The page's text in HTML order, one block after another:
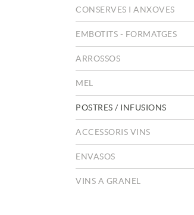
CONSERVES I ANXOVES
EMBOTITS - FORMATGES
ARROSSOS
MEL
POSTRES / INFUSIONS
ACCESSORIS VINS
ENVASOS
VINS A GRANEL